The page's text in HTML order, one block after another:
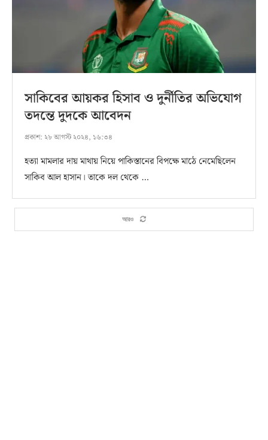
সাকিবের আয়কর হিসাব ও দুর্নীতির অভিযোগ
তদন্তে দুদকে আবেদন
প্রকাশ: ২৮ আগস্ট ২০২৪, ১৬:৩৪
হত্যা মামলার দায় মাথায় নিয়ে পাকিস্তানের বিপক্ষে মাঠে নেমেছিলেন
সাকিব আল হাসান। তাকে দল থেকে …
আরও